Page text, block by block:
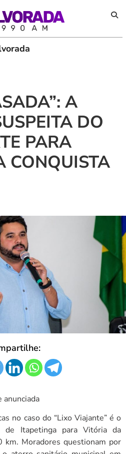
A
DO
PARA
CONQUISTA
anunciada
no caso do “Lixo Viajante” é o
de Itapetinga para Vitória da
km. Moradores questionam por